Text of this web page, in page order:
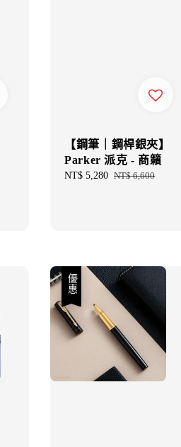
【鋼筆｜鋼桿銀夾】
Parker 派克 - 商籟
Sale
NT$ 5,280 Regular
NT$ 6,600
優惠